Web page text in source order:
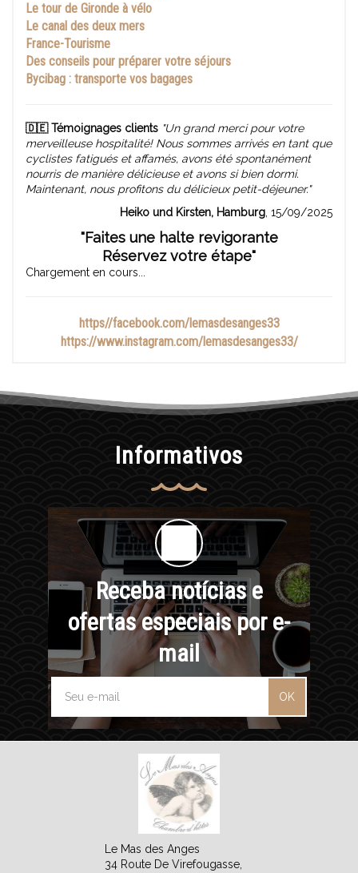
Le tour de Gironde à vélo
Le canal des deux mers
France-Tourisme
Des conseils pour préparer votre séjours
Bycibag : transporte vos bagages
🇩🇪 Témoignages clients "Un grand merci pour votre
merveilleuse hospitalité! Nous sommes arrivés en tant que
cyclistes fatigués et affamés, avons été spontanément
nourris de manière délicieuse et avons si bien dormi.
Maintenant, nous profitons du délicieux petit-déjeuner."
Heiko und Kirsten, Hamburg, 15/09/2025
"Faites une halte revigorante
Réservez votre étape"
Chargement en cours...
https//facebook.com/lemasdesanges33
https://www.instagram.com/lemasdesanges33/
Informativos
Receba notícias e
ofertas especiais por e-
mail
OK
Le Mas des Anges
34 Route De Virefougasse,